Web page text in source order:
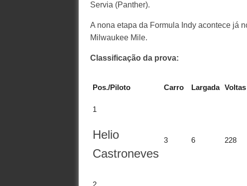
Servia (Panther).
A nona etapa da Formula Indy acontece já
Milwaukee Mile.
Classificação da prova:
Pos./Piloto Carro Largada Voltas
1
Helio
Castroneves
3 6 228
2